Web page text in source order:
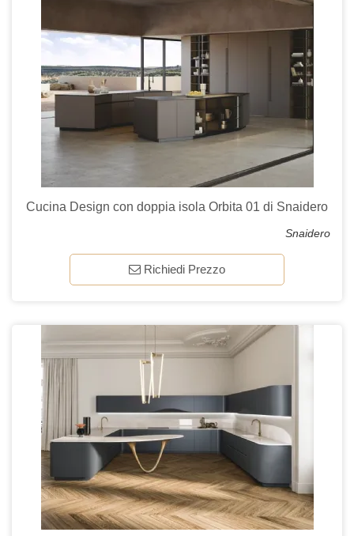
Cucina Design con doppia isola Orbita 01 di Snaidero
Snaidero
Richiedi Prezzo